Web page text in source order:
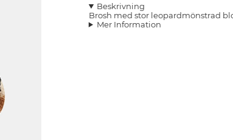
Beskrivning
Brosh med stor leopardmönstrad
Mer Information